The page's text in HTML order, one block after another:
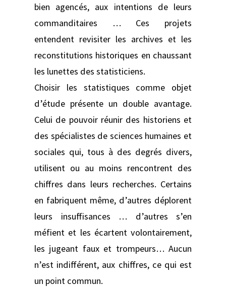
bien agencés, aux intentions de leurs
commanditaires … Ces projets
entendent revisiter les archives et les
reconstitutions historiques en chaussant
les lunettes des statisticiens.
Choisir les statistiques comme objet
d’étude présente un double avantage.
Celui de pouvoir réunir des historiens et
des spécialistes de sciences humaines et
sociales qui, tous à des degrés divers,
utilisent ou au moins rencontrent des
chiffres dans leurs recherches. Certains
en fabriquent même, d’autres déplorent
leurs insuffisances … d’autres s’en
méfient et les écartent volontairement,
les jugeant faux et trompeurs… Aucun
n’est indifférent, aux chiffres, ce qui est
un point commun.